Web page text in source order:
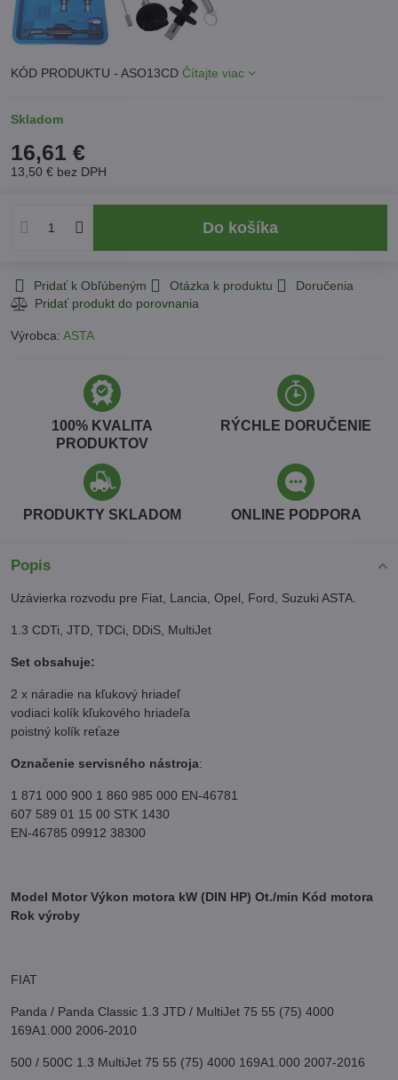
KÓD PRODUKTU - ASO13CD Čítajte viac
Skladom
16,61 €
13,50 € bez DPH
Do košíka
Pridať k Obľúbeným Otázka k produktu Doručenia
Výrobca: ASTA
100% KVALITA
PRODUKTOV
RÝCHLE DORUČENIE
PRODUKTY SKLADOM ONLINE PODPORA
Popis
Uzávierka rozvodu pre Fiat, Lancia, Opel, Ford, Suzuki ASTA.
1.3 CDTi, JTD, TDCi, DDiS, MultiJet
Set obsahuje:
2 x náradie na kľukový hriadeľ
vodiaci kolík kľukového hriadeľa
poistný kolík reťaze
Označenie servisného nástroja:
1 871 000 900 1 860 985 000 EN-46781
607 589 01 15 00 STK 1430
EN-46785 09912 38300
Model Motor Výkon motora kW (DIN HP) Ot./min Kód motora
Rok výroby
FIAT
Panda / Panda Classic 1.3 JTD / MultiJet 75 55 (75) 4000
169A1.000 2006-2010
500 / 500C 1.3 MultiJet 75 55 (75) 4000 169A1.000 2007-2016